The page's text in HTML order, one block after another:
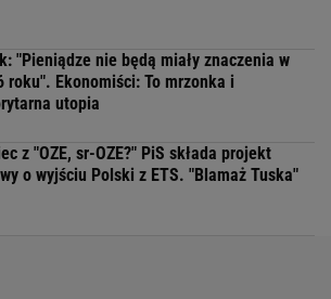
"Pieniądze nie będą miały znaczenia w
roku". Ekonomiści: To mrzonka i
utopia
z "OZE, sr-OZE?" PiS składa projekt
o wyjściu Polski z ETS. "Blamaż Tuska"